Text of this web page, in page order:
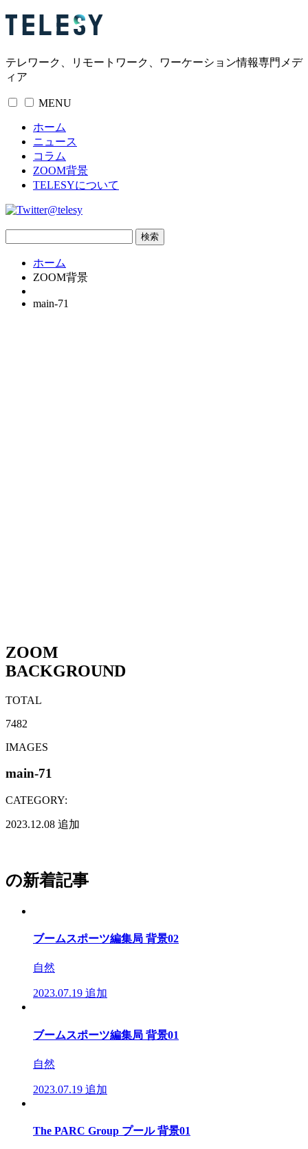
テレワーク、リモートワーク、ワーケーション情報専門メデ
ィア
MENU
ホーム
ニュース
コラム
ZOOM背景
TELESYについて
@telesy
ホーム
ZOOM背景
main-71
ZOOM
BACKGROUND
TOTAL
7482
IMAGES
main-71
CATEGORY:
2023.12.08 追加
の新着記事
ブームスポーツ編集局 背景02
自然
2023.07.19 追加
ブームスポーツ編集局 背景01
自然
2023.07.19 追加
The PARC Group プール 背景01